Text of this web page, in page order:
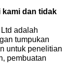
kami dan tidak
adalah
tumpukan
untuk penelitian
pembuatan